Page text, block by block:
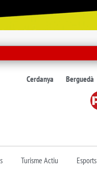
Cerdanya Berguedà
Turisme Actiu Esports